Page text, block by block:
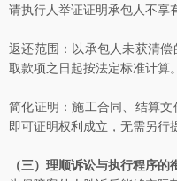
请执行人举证证明承包人不享
返还范围：以承包人未获清
取款项之日起按法定标准计算。
简化证明：施工合同、结算
即可证明权利成立，无需另行
（三）理顺诉讼与执行程序的